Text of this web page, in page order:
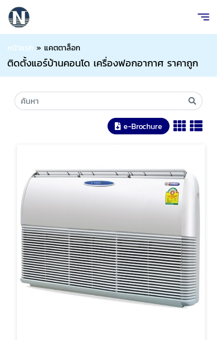
หน้าแรก » แคตตาล็อก
ติดตั้งแอร์บ้านคอนโด เครื่องฟอกอากาศ ราคาถูก
e-Brochure